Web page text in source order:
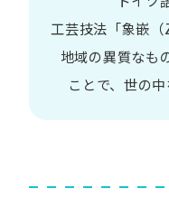
工芸技法​「象嵌​（
地域の​異質な​も
ことで、 世の​中